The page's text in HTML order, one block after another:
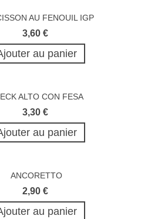
AU FENOUIL IGP
3,60 €
au panier
ALTO CON FESA
3,30 €
au panier
ANCORETTO
2,90 €
au panier